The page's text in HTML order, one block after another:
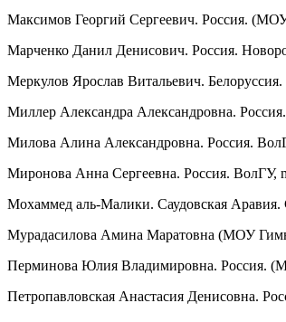
Максимов Георгий Сергеевич. Россия.
Марченко Данил Денисович. Россия.
Меркулов Ярослав Витальевич.
Миллер Александра Александровна.
Милова Алина Александровна. Россия.
Миронова Анна Сергеевна. Россия. ВолГУ,
Мохаммед аль-Малики. Саудовская
Мурадасилова Амина Маратовна (МОУ
Перминова Юлия Владимировна. Россия.
Петропавловская Анастасия Денисовна.